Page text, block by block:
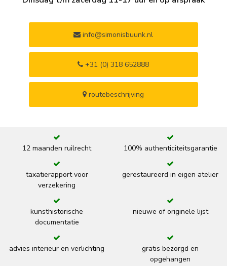
info@simonisbuunk.nl
+31 (0) 318 652888
routebeschrijving
12 maanden ruilrecht 100% authenticiteitsgarantie
taxatierapport voor
verzekering
gerestaureerd in eigen atelier
kunsthistorische
documentatie
nieuwe of originele lijst
advies interieur en verlichting
gratis bezorgd en
opgehangen